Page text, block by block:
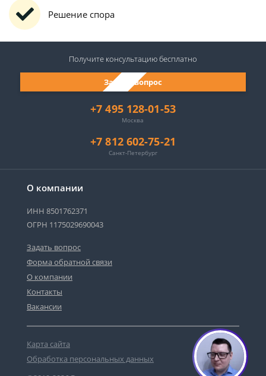
Решение спора
О компании
ИНН 8501762371
ОГРН 1175029690043
Задать вопрос
Форма обратной связи
О компании
Контакты
Вакансии
Карта сайта
Обработка персональных данных
+7 495 128-01-53
Москва
+7 812 602-75-21
Санкт-Петербург
Задать вопрос
Получите консультациюбесплатно